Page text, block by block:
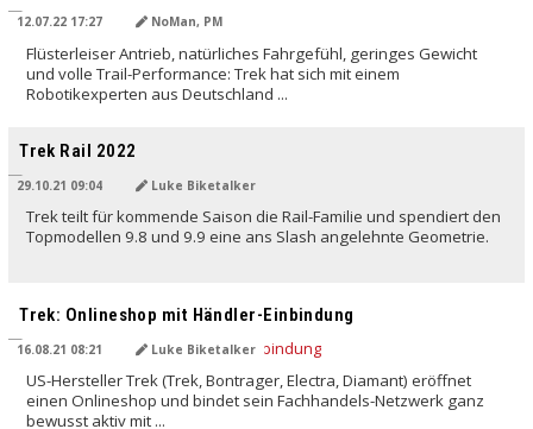
12.07.22 17:27 NoMan, PM
Flüsterleiser Antrieb, natürliches Fahrgefühl, geringes Gewicht
und volle Trail-Performance: Trek hat sich mit einem
Robotikexperten aus Deutschland ...
Trek Rail 2022
29.10.21 09:04 Luke Biketalker
Trek teilt für kommende Saison die Rail-Familie und spendiert den
Topmodellen 9.8 und 9.9 eine ans Slash angelehnte Geometrie.
Trek: Onlineshop mit Händler-Einbindung
16.08.21 08:21 Luke Biketalker
US-Hersteller Trek (Trek, Bontrager, Electra, Diamant) eröffnet
einen Onlineshop und bindet sein Fachhandels-Netzwerk ganz
bewusst aktiv mit ...